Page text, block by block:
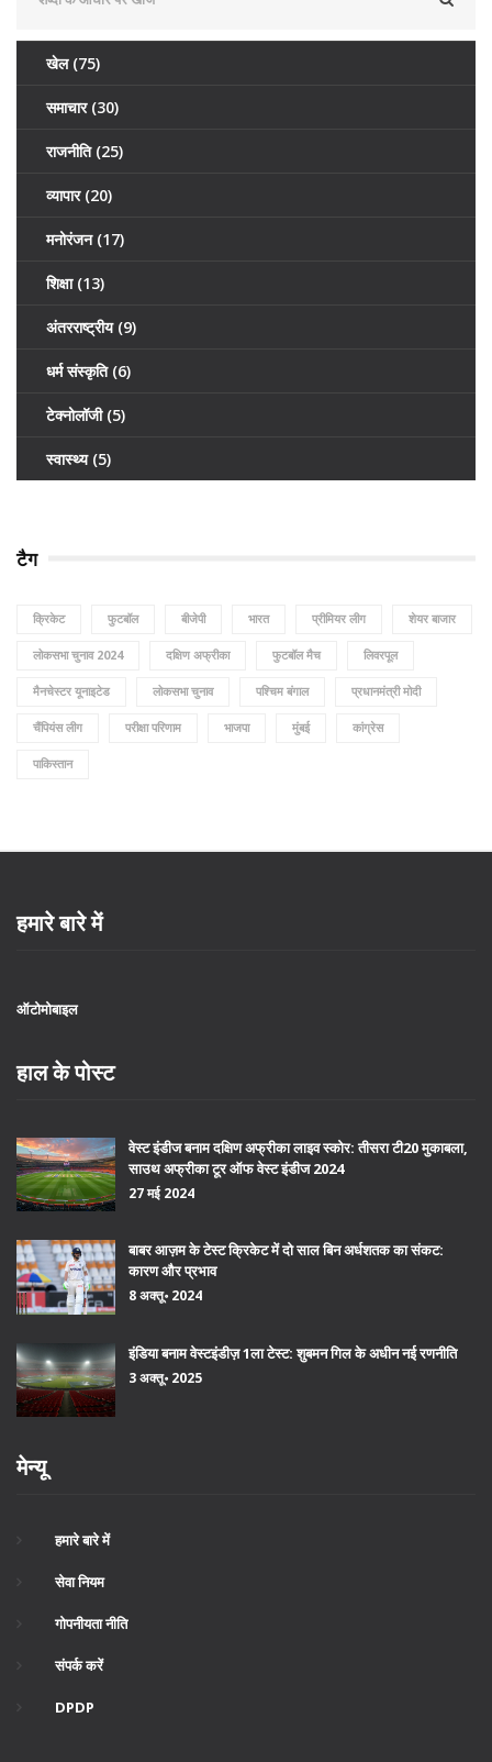
खेल (75)
समाचार (30)
राजनीति (25)
व्यापार (20)
मनोरंजन (17)
शिक्षा (13)
अंतरराष्ट्रीय (9)
धर्म संस्कृति (6)
टेक्नोलॉजी (5)
स्वास्थ्य (5)
टैग
क्रिकेट फुटबॉल बीजेपी भारत प्रीमियर लीग शेयर बाजार
लोकसभा चुनाव 2024 दक्षिण अफ्रीका फुटबॉल मैच लिवरपूल
मैनचेस्टर यूनाइटेड लोकसभा चुनाव पश्चिम बंगाल प्रधानमंत्री मोदी
चैंपियंस लीग परीक्षा परिणाम भाजपा मुंबई कांग्रेस
पाकिस्तान
हमारे बारे में
ऑटोमोबाइल
हाल के पोस्ट
वेस्ट इंडीज बनाम दक्षिण अफ्रीका लाइव स्कोर: तीसरा टी20 मुकाबला,
साउथ अफ्रीका टूर ऑफ वेस्ट इंडीज 2024
27 मई 2024
बाबर आज़म के टेस्ट क्रिकेट में दो साल बिन अर्धशतक का संकट:
कारण और प्रभाव
8 अक्तू॰ 2024
इंडिया बनाम वेस्टइंडीज़ 1ला टेस्ट: शुबमन गिल के अधीन नई रणनीति
3 अक्तू॰ 2025
मेन्यू
हमारे बारे में
सेवा नियम
गोपनीयता नीति
संपर्क करें
DPDP